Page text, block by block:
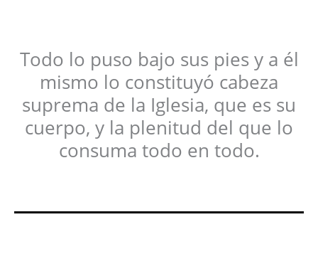
Todo lo puso bajo sus pies y a él
mismo lo constituyó cabeza
suprema de la Iglesia, que es su
cuerpo, y la plenitud del que lo
consuma todo en todo.